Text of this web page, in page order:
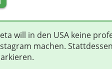
will in den USA keine
machen.